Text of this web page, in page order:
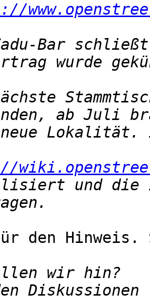
Bar
und die
den Hinweis.